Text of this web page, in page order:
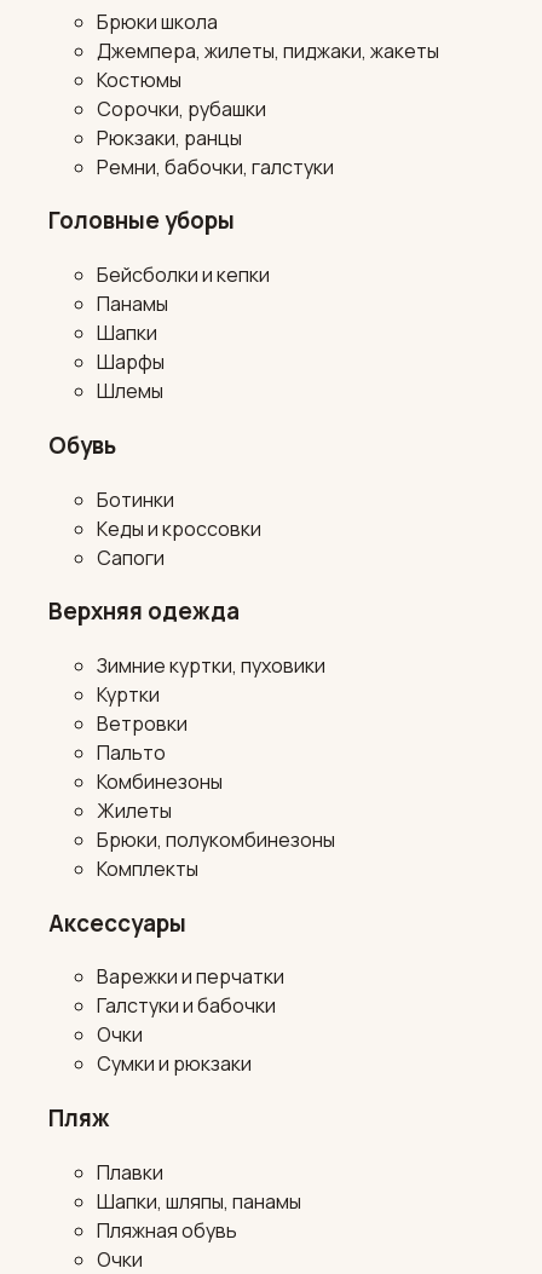
Брюки школа
Джемпера, жилеты, пиджаки, жакеты
Костюмы
Сорочки, рубашки
Рюкзаки, ранцы
Ремни, бабочки, галстуки
Головные уборы
Бейсболки и кепки
Панамы
Шапки
Шарфы
Шлемы
Обувь
Ботинки
Кеды и кроссовки
Сапоги
Верхняя одежда
Зимние куртки, пуховики
Куртки
Ветровки
Пальто
Комбинезоны
Жилеты
Брюки, полукомбинезоны
Комплекты
Аксессуары
Варежки и перчатки
Галстуки и бабочки
Очки
Сумки и рюкзаки
Пляж
Плавки
Шапки, шляпы, панамы
Пляжная обувь
Очки